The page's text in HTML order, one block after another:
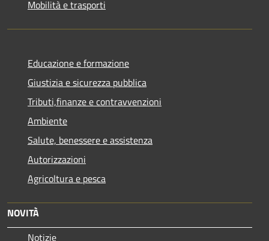
Mobilità e trasporti
Educazione e formazione
Giustizia e sicurezza pubblica
Tributi,finanze e contravvenzioni
Ambiente
Salute, benessere e assistenza
Autorizzazioni
Agricoltura e pesca
NOVITÀ
Notizie